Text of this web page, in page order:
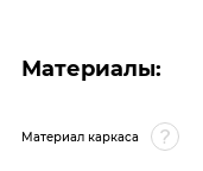
Материалы:
Материал каркаса